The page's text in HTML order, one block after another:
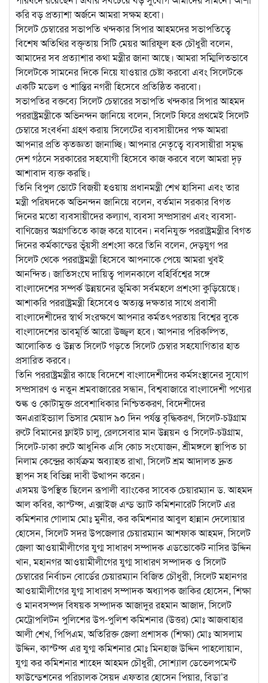
করি বড় প্রত্যাশা অর্জনে আমরা সক্ষম হবো।
সিলেট চেম্বারের সভাপতি খন্দকার সিপার আহমদের সভাপতিত্বে
বিশেষ অতিথির বক্তৃতায় সিটি মেয়র আরিফুল হক চৌধুরী বলেন,
আমাদের সব প্রত্যাশার কথা মন্ত্রীর জানা আছে। আমরা সম্মিলিতভাবে
সিলেটকে সামনের দিকে নিয়ে যাওয়ার চেষ্টা করবো এবং সিলেটকে
একটি মডেল ও শান্তির নগরী হিসেবে প্রতিষ্ঠিত করবো।
সভাপতির বক্তব্যে সিলেট চেম্বারের সভাপতি খন্দকার সিপার আহমদ
পররাষ্ট্রমন্ত্রীকে অভিনন্দন জানিয়ে বলেন, সিলেট ফিরে প্রথমেই সিলেট
চেম্বারে সংবর্ধনা গ্রহণ করায় সিলেটের ব্যবসায়ীদের পক্ষ আমরা
আপনার প্রতি কৃতজ্ঞতা জানাচ্ছি। আপনার নেতৃত্বে ব্যবসায়ীরা সমৃদ্ধ
দেশ গঠনে সরকারের সহযোগী হিসেবে কাজ করবে বলে আমরা দৃঢ়
আশাবাদ ব্যক্ত করছি।
তিনি বিপুল ভোটে বিজয়ী হওয়ায় প্রধানমন্ত্রী শেখ হাসিনা এবং তার
মন্ত্রী পরিষদকে অভিনন্দন জানিয়ে বলেন, বর্তমান সরকার বিগত
দিনের মতো ব্যবসায়ীদের কল্যাণ, ব্যবসা সম্প্রসারণ এবং ব্যবসা-
বাণিজ্যের অগ্রগতিতে কাজ করে যাবেন। নবনিযুক্ত পররাষ্ট্রমন্ত্রীর বিগত
দিনের কর্মকান্ডের ভূঁয়সী প্রশংসা করে তিনি বলেন, দেড়যুগ পর
সিলেট থেকে পররাষ্ট্রমন্ত্রী হিসেবে আপনাকে পেয়ে আমরা খুবই
আনন্দিত। জাতিসংঘে দায়িত্ব পালনকালে বহির্বিশ্বের সঙ্গে
বাংলাদেশের সম্পর্ক উন্নয়নের ভূমিকা সর্বমহলে প্রশংসা কুড়িয়েছে।
আশাকরি পররাষ্ট্রমন্ত্রী হিসেবেও অত্যন্ত দক্ষতার সাথে প্রবাসী
বাংলাদেশীদের স্বার্থ সংরক্ষণে আপনার কর্মতৎপরতায় বিশ্বের বুকে
বাংলাদেশের ভাবমূর্তি আরো উজ্জ্বল হবে। আপনার পরিকল্পিত,
আলোকিত ও উন্নত সিলেট গড়তে সিলেট চেম্বার সহযোগিতার হাত
প্রসারিত করবে।
তিনি পররাষ্ট্রমন্ত্রীর কাছে বিদেশে বাংলাদেশীদের কর্মসংস্থানের সুযোগ
সম্প্রসারণ ও নতুন শ্রমবাজারের সন্ধান, বিশ্ববাজারে বাংলাদেশী পণ্যের
শুল্ক ও কোটামুক্ত প্রবেশাধিকার নিশ্চিতকরণ, বিদেশীদের
অনএরাইভ্যাল ভিসার মেয়াদ ৯০ দিন পর্যন্ত বৃদ্ধিকরণ, সিলেট-চট্টগ্রাম
রুটে বিমানের ফ্লাইট চালু, রেলসেবার মান উন্নয়ন ও সিলেট-চট্টগ্রাম,
সিলেট-ঢাকা রুটে আধুনিক এসি কোচ সংযোজন, শ্রীমঙ্গলে স্থাপিত চা
নিলাম কেন্দ্রের কার্যক্রম অব্যাহত রাখা, সিলেট শ্রম আদালত দ্রুত
স্থাপন সহ বিভিন্ন দাবী উত্থাপন করেন।
এসময় উপস্থিত ছিলেন রূপালী ব্যাংকের সাবেক চেয়ারম্যান ড. আহমদ
আল কবির, কাস্টম্স, এক্সাইজ এন্ড ভ্যাট কমিশনারেট সিলেট এর
কমিশনার গোলাম মোঃ মুনীর, কর কমিশনার আবুল হান্নান দেলোয়ার
হোসেন, সিলেট সদর উপজেলার চেয়ারম্যান আশফাক আহমদ, সিলেট
জেলা আওয়ামীলীগের যুগ্ম সাধারণ সম্পাদক এডভোকেট নাসির উদ্দিন
খান, মহানগর আওয়ামীলীগের যুগ্ম সাধারণ সম্পাদক ও সিলেট
চেম্বারের নির্বাচন বোর্ডের চেয়ারম্যান বিজিত চৌধুরী, সিলেট মহানগর
আওয়ামীলীগের যুগ্ম সাধারণ সম্পাদক অধ্যাপক জাকির হোসেন, শিক্ষা
ও মানবসম্পদ বিষয়ক সম্পাদক আজাদুর রহমান আজাদ, সিলেট
মেট্রোপলিটন পুলিশের উপ-পুলিশ কমিশনার (উত্তর) মোঃ আজবাহার
আলী শেখ, পিপিএম, অতিরিক্ত জেলা প্রশাসক (শিক্ষা) মোঃ আসলাম
উদ্দিন, কাস্টম্স এর যুগ্ম কমিশনার মোঃ মিনহাজ উদ্দিন পাহলোয়ান,
যুগ্ম কর কমিশনার শাহেদ আহমদ চৌধুরী, সোশ্যাল ডেভেলপমেন্ট
ফাউন্ডেশনের পরিচালক সৈয়দ এফতার হোসেন পিয়ার, বিডা’র